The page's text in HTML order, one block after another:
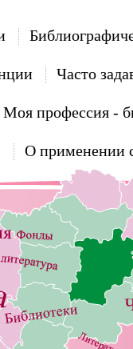
Часто
Моя профессия -
О применении